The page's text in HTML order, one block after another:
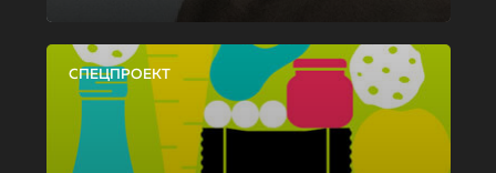
СПЕЦПРОЕКТ